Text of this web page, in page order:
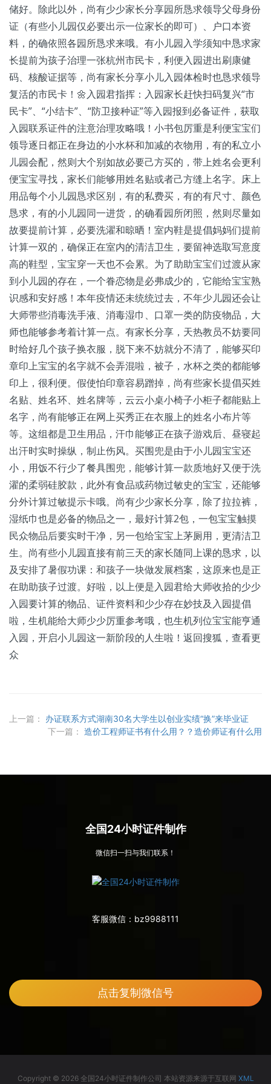
储好。除此以外，尚有少少家长分享园所恳求领导父母身份
证（有些小儿园仅必要出示一位家长的即可）、户口本资
料，的确依照各园所恳求来哦。有小儿园入学须知中恳求家
长提前为孩子治理一张杭州市民卡，利便入园进出刷康健
码、核酸证据等，尚有家长分享小儿入园体检时也恳求领导
复活的市民卡！🌼入园君指挥：入园家长赶快扫码复兴“市
民卡”、“小结卡”、“防卫接种证”等入园报到必备证件，获取
入园联系证件的注意治理攻略哦！小书包厉重是利便宝宝们
领导逐日都正在身边的小水杯和加减的衣物用，有的私立小
儿园会配，然则大个别如故必要己方买的，带上姓名会更利
便宝宝寻找，家长们能够用姓名贴或者己方缝上名字。床上
用品每个小儿园恳求区别，有的私费买，有的有尺寸、颜色
恳求，有的小儿园同一进货，的确看园所闭照，然则尽量如
故要提前计算，必要洗濯和晾晒！室内鞋是提倡妈妈们提前
计算一双的，确保正在室内的清洁卫生，要留神选取写意度
高的鞋型，宝宝穿一天也不会累。为了助助宝宝们过渡从家
到小儿园的存在，一个眷恋物是必弗成少的，它能给宝宝熟
识感和安好感！本年疫情还未统统过去，不年少儿园还会让
大师带些消毒洗手液、消毒湿巾、口罩一类的防疫物品，大
师也能够参考着计算一点。有家长分享，天热教员不妨要同
时给好几个孩子换衣服，脱下来不妨就分不清了，能够买印
章印上宝宝的名字就不会弄混啦，被子，水杯之类的都能够
印上，很利便。假使怕印章容易蹭掉，尚有些家长提倡买姓
名贴、姓名环、姓名牌等，云云小桌小椅子小柜子都能贴上
名字，尚有能够正在网上买秀正在衣服上的姓名小布片等
等。这组都是卫生用品，汗巾能够正在孩子游戏后、昼寝起
出汗时实时操纵，制止伤风。买围兜是由于小儿园宝宝还
小，用饭不行少了餐具围兜，能够计算一款质地好又便于洗
濯的柔弱硅胶款，此外有食品或药物过敏史的宝宝，还能够
分外计算过敏提示卡哦。尚有少少家长分享，除了拉拉裤，
湿纸巾也是必备的物品之一，最好计算2包，一包宝宝触摸
民众物品后要实时干净，另一包给宝宝上茅厕用，更清洁卫
生。尚有些小儿园直接有前三天的家长随同上课的恳求，以
及安排了暑假功课：和孩子一块做发展档案，这原来也是正
在助助孩子过渡。好啦，以上便是入园君给大师收拾的少少
入园要计算的物品、证件资料和少少存在妙技及入园提倡
啦，生机能给大师少少厉重参考哦，也生机列位宝宝能亨通
入园，开启小儿园这一新阶段的人生啦！返回搜狐，查看更
众
上一篇：
办证联系方式湖南30名大学生以创业实绩“换”来毕业证
下一篇： 造价工程师证书有什么用？？造价师证有什么用
全国24小时证件制作
微信扫一扫与我们联系！
客服微信： bz9988111
点击复制微信号
Copyright © 2026 全国24小时证件制作公司 本站资源来源于互联网 XML